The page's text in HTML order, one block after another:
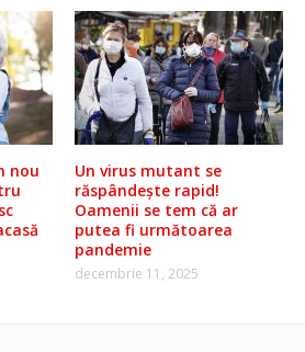
nou
Un virus mutant se
răspândește rapid!
Oamenii se tem că ar
putea fi următoarea
pandemie
decembrie 11, 2025